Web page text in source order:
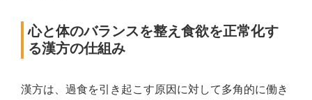
心と体のバランスを整え食欲を正常化す
る漢方の仕組み
漢方は、過食を引き起こす原因に対して多角的に働き